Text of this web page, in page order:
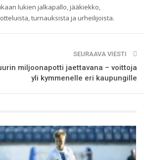
lukien jalkapallo, jääkiekko,
turnauksista ja urheilijoista.
SEURAAVA VIESTI
miljoonapotti jaettavana – voittoja
yli kymmenelle eri kaupungille